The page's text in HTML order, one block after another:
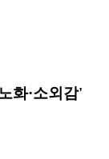
화·소외감'